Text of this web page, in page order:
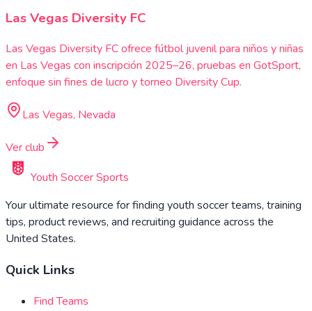
Las Vegas Diversity FC
Las Vegas Diversity FC ofrece fútbol juvenil para niños y niñas
en Las Vegas con inscripción 2025–26, pruebas en GotSport,
enfoque sin fines de lucro y torneo Diversity Cup.
Las Vegas, Nevada
Ver club
Youth Soccer Sports
Your ultimate resource for finding youth soccer teams, training
tips, product reviews, and recruiting guidance across the
United States.
Quick Links
Find Teams